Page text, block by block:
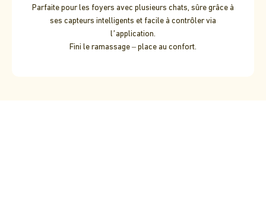
Parfaite pour les foyers avec plusieurs chats, sûre grâce à
ses capteurs intelligents et facile à contrôler via
l’application.
Fini le ramassage – place au confort.